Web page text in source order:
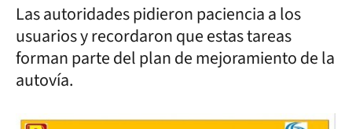
Las autoridades pidieron paciencia a los
usuarios y recordaron que estas tareas
forman parte del plan de mejoramiento de la
autovía.